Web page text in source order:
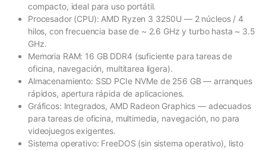
compacto, ideal para uso portátil.
Procesador (CPU): AMD Ryzen 3 3250U — 2 núcleos / 4
hilos, con frecuencia base de ~ 2.6 GHz y turbo hasta ~ 3.5
GHz.
Memoria RAM: 16 GB DDR4 (suficiente para tareas de
oficina, navegación, multitarea ligera).
Almacenamiento: SSD PCIe NVMe de 256 GB — arranques
rápidos, apertura rápida de aplicaciones.
Gráficos: Integrados, AMD Radeon Graphics — adecuados
para tareas de oficina, multimedia, navegación, no para
videojuegos exigentes.
Sistema operativo: FreeDOS (sin sistema operativo), listo